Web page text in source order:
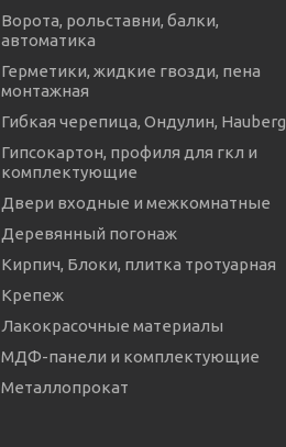
Ворота, рольставни, балки,
автоматика
Герметики, жидкие гвозди, пена
монтажная
Гибкая черепица, Ондулин, Hauberg
Гипсокартон, профиля для гкл и
комплектующие
Двери входные и межкомнатные
Деревянный погонаж
Кирпич, Блоки, плитка тротуарная
Крепеж
Лакокрасочные материалы
МДФ-панели и комплектующие
Металлопрокат